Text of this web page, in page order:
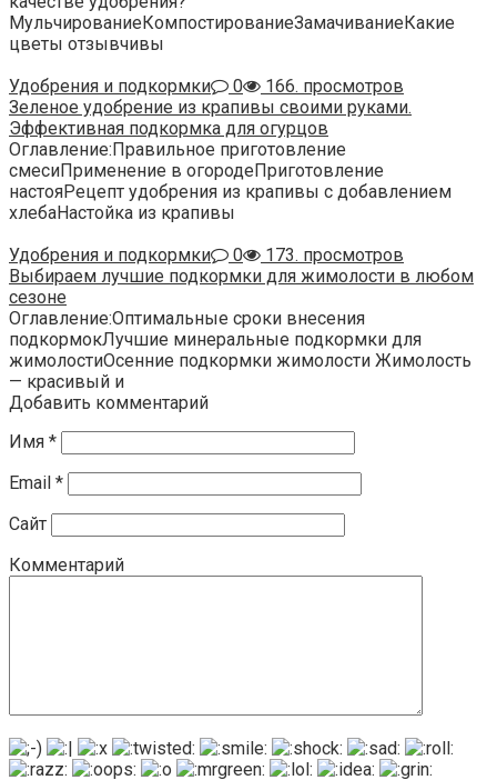
МульчированиеКомпостированиеЗамачиваниеКакие
цветы отзывчивы
Удобрения и подкормки
0
166. просмотров
Зеленое удобрение из крапивы своими руками.
Эффективная подкормка для огурцов
Оглавление:Правильное приготовление
смесиПрименение в огородеПриготовление
настояРецепт удобрения из крапивы с добавлением
хлебаНастойка из крапивы
Удобрения и подкормки
0
173. просмотров
Выбираем лучшие подкормки для жимолости в любом
сезоне
Оглавление:Оптимальные сроки внесения
подкормокЛучшие минеральные подкормки для
жимолостиОсенние подкормки жимолости Жимолость
— красивый и
Добавить комментарий
Имя *
Email *
Сайт
Комментарий